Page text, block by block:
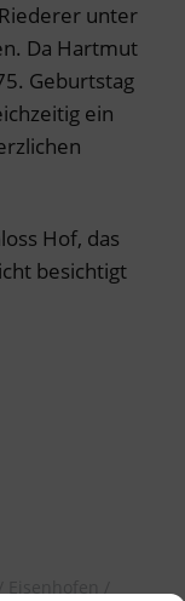
unter
Da Hartmut
Geburtstag
ein
Hof, das
besichtigt